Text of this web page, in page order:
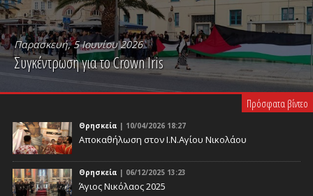
Παρασκευή, 5 Ιουνίου 2026
Συγκέντρωση για το Crown Iris
PLAY VIDEO
Πρόσφατα βίντεο
Θρησκεία | 10/04/2026 18:27
Αποκαθήλωση στον Ι.Ν.Αγίου Νικολάου
Θρησκεία | 06/12/2025 13:23
Άγιος Νικόλαος 2025